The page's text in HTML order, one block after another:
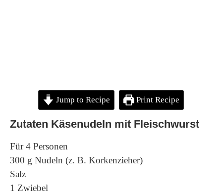
Jump to Recipe Print Recipe
Zutaten Käsenudeln mit Fleischwurst
Für 4 Personen
300 g Nudeln (z. B. Korkenzieher)
Salz
1 Zwiebel